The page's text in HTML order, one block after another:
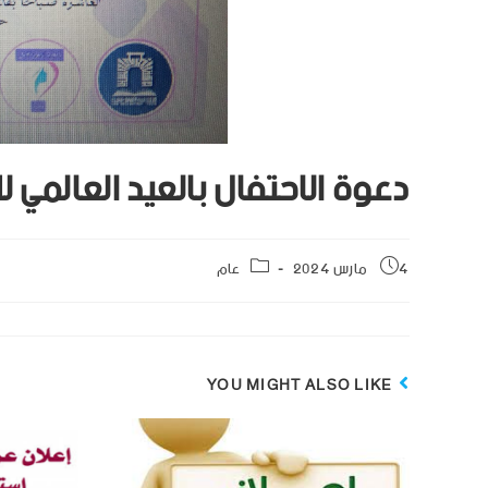
دعوة الاحتفال بالعيد العالمي
4 مارس 2024 عام
YOU MIGHT ALSO LIKE